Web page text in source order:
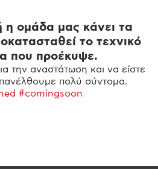
η ομάδα μας κάνει τα
το τεχνικό
που προέκυψε.
την αναστάτωση και να είστε
πολύ σύντομα.
#comingsoon